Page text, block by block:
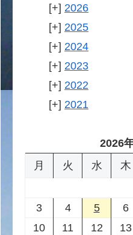
2026
2025
2024
2023
2022
2021
2026
月
火 水 木
3
4 5 6
10
11 12 13